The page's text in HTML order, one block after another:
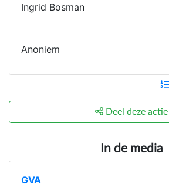
Ingrid Bosman
Anoniem
Deel deze actie
In de media
GVA